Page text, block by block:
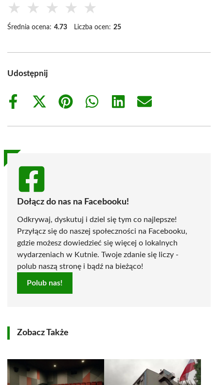
★ ★ ★ ★ ★
Średnia ocena: 4.73 Liczba ocen: 25
Udostępnij
Share
Share
(Twitter)
Share
Share
Share
Share
Dołącz do nas na Facebooku!
Odkrywaj, dyskutuj i dziel się tym co najlepsze!
Przyłącz się do naszej społeczności na Facebooku,
gdzie możesz dowiedzieć się więcej o lokalnych
wydarzeniach w Kutnie. Twoje zdanie się liczy -
polub naszą stronę i bądź na bieżąco!
Polub nas!
Zobacz Także